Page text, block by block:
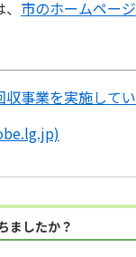
市のホームページ
収事業を実施して
ましたか？